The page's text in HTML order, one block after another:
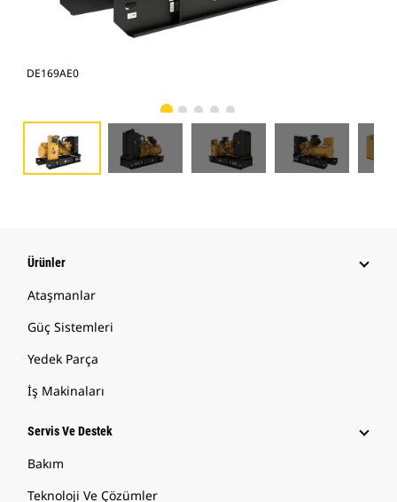
DE169AE0
Ürünler
Ataşmanlar
Güç Sistemleri
Yedek Parça
İş Makinaları
Servis Ve Destek
Bakım
Teknoloji Ve Çözümler